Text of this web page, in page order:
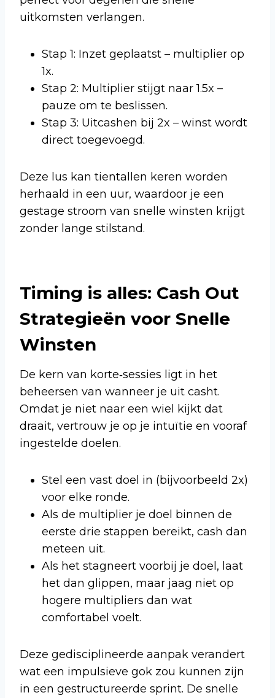
uitkomsten verlangen.
Stap 1: Inzet geplaatst – multiplier op
1x.
Stap 2: Multiplier stijgt naar 1.5x –
pauze om te beslissen.
Stap 3: Uitcashen bij 2x – winst wordt
direct toegevoegd.
Deze lus kan tientallen keren worden
herhaald in een uur, waardoor je een
gestage stroom van snelle winsten krijgt
zonder lange stilstand.
Timing is alles: Cash Out
Strategieën voor Snelle
Winsten
De kern van korte‑sessies ligt in het
beheersen van wanneer je uit casht.
Omdat je niet naar een wiel kijkt dat
draait, vertrouw je op je intuïtie en vooraf
ingestelde doelen.
Stel een vast doel in (bijvoorbeeld 2x)
voor elke ronde.
Als de multiplier je doel binnen de
eerste drie stappen bereikt, cash dan
meteen uit.
Als het stagneert voorbij je doel, laat
het dan glippen, maar jaag niet op
hogere multipliers dan wat
comfortabel voelt.
Deze gedisciplineerde aanpak verandert
wat een impulsieve gok zou kunnen zijn
in een gestructureerde sprint. De snelle